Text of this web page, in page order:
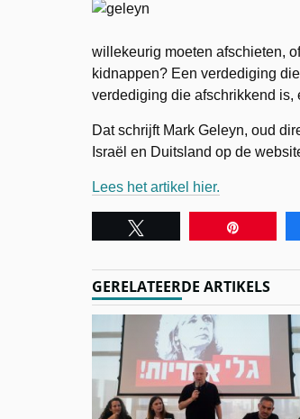
willekeurig moeten afschieten,
kidnappen? Een verdediging
verdediging die afschrikkend is,
Dat schrijft Mark Geleyn, oud
Israël en Duitsland op de
Lees het artikel hier.
GERELATEERDE ARTIKELS